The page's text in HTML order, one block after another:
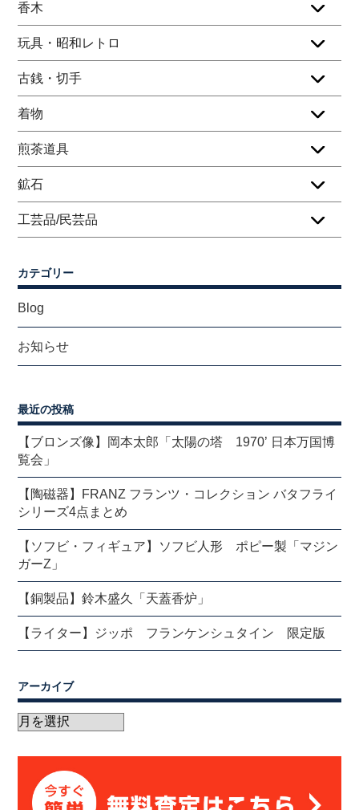
香木
玩具・昭和レトロ
古銭・切手
着物
煎茶道具
鉱石
工芸品/民芸品
カテゴリー
Blog
お知らせ
最近の投稿
【ブロンズ像】岡本太郎「太陽の塔 1970’ 日本万国博
覧会」
【陶磁器】FRANZ フランツ・コレクション バタフライ
シリーズ4点まとめ
【ソフビ・フィギュア】ソフビ人形 ポピー製「マジン
ガーZ」
【銅製品】鈴木盛久「天蓋香炉」
【ライター】ジッポ フランケンシュタイン 限定版
アーカイブ